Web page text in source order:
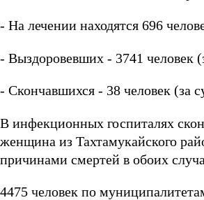
- На лечении находятся 696
- Выздоровевших - 3741 человек
- Скончавшихся - 38 человек (за
В инфекционных госпиталях
женщина из Тахтамукайского
причинами смертей в обоих
4475 человек по